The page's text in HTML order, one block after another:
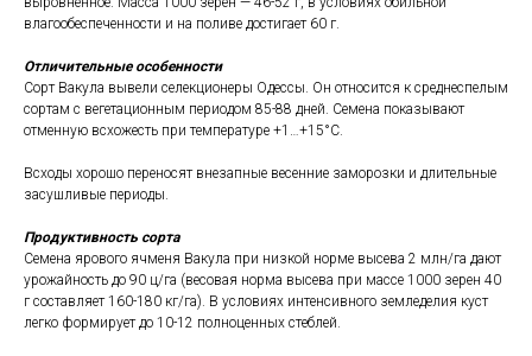
влагообеспеченности и на поливе достигает 60 г.
Отличительные особенности
Сорт Вакула вывели селекционеры Одессы. Он относится к среднеспелым
сортам с вегетационным периодом 85-88 дней. Семена показывают
отменную всхожесть при температуре +1…+15°С.
Всходы хорошо переносят внезапные весенние заморозки и длительные
засушливые периоды.
Продуктивность сорта
Семена ярового ячменя Вакула при низкой норме высева 2 млн/га дают
урожайность до 90 ц/га (весовая норма высева при массе 1000 зерен 40
г составляет 160-180 кг/га). В условиях интенсивного земледелия куст
легко формирует до 10-12 полноценных стеблей.